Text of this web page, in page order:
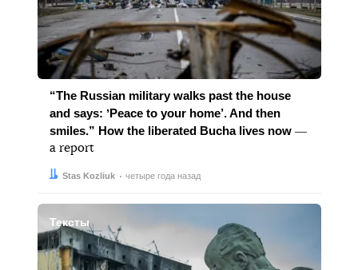
“The Russian military walks past the house
and says: ʼPeace to your home’. And then
smiles.” How the liberated Bucha lives now―
a report
Автор:
Stas Kozliuk
Дата: четыре года назад
Тексты